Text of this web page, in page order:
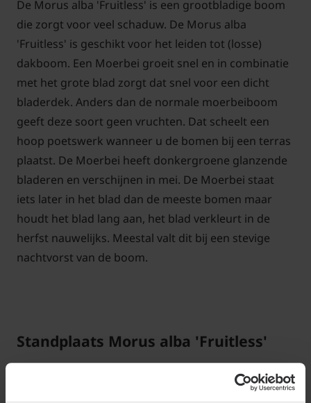
De Morus alba 'Fruitless' is een grootbladige boom
die zorgt voor veel schaduw. De Morus alba
'Fruitless' is geschikt voor het leiden tot (losse)
dakboom. Een Moerbei groeit snel en in combinatie
met het grote blad zorgt dat snel voor een dicht
bladerdek. Anders dan de normale moerbeiboom
geeft deze soort geen vruchten. Dat scheelt een
hoop poetswerk wanneer u de bomen bij een terras
plaatst. De Moerbei heeft donkergroene glanzende
bladeren en verschijnen in mei. De Moerbei staat
iets later in het blad dan de meeste bomen maar
houdt het blad lang aan, het blad verkleurt in de
herfst nauwelijks. Meestal valt dit bij een stevige
nachtvorst van de boom.
Standplaats Morus alba 'Fruitless'
De Morus alba 'Fruitless' staat graag op een zonnige
plek, een half beschaduwde plaats kan ook. De